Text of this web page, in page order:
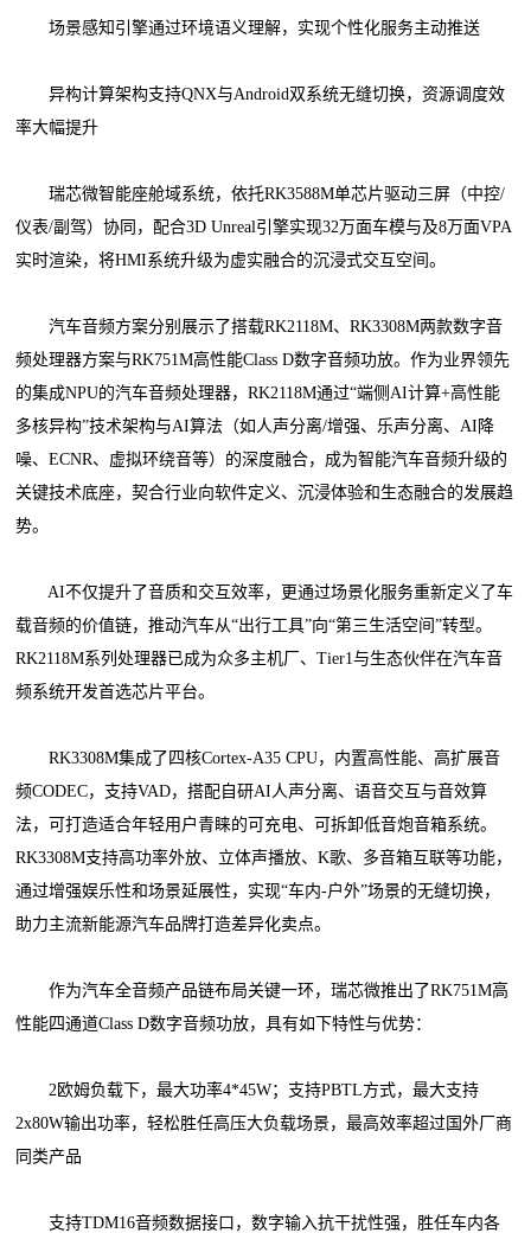
场景感知引擎通过环境语义理解，实现个性化服务主动推送
异构计算架构支持QNX与Android双系统无缝切换，资源调度效
率大幅提升
瑞芯微智能座舱域系统，依托RK3588M单芯片驱动三屏（中控/
仪表/副驾）协同，配合3D Unreal引擎实现32万面车模与及8万面VPA
实时渲染，将HMI系统升级为虚实融合的沉浸式交互空间。
汽车音频方案分别展示了搭载RK2118M、RK3308M两款数字音
频处理器方案与RK751M高性能Class D数字音频功放。作为业界领先
的集成NPU的汽车音频处理器，RK2118M通过“端侧AI计算+高性能
多核异构”技术架构与AI算法（如人声分离/增强、乐声分离、AI降
噪、ECNR、虚拟环绕音等）的深度融合，成为智能汽车音频升级的
关键技术底座，契合行业向软件定义、沉浸体验和生态融合的发展趋
势。
AI不仅提升了音质和交互效率，更通过场景化服务重新定义了车
载音频的价值链，推动汽车从“出行工具”向“第三生活空间”转型。
RK2118M系列处理器已成为众多主机厂、Tier1与生态伙伴在汽车音
频系统开发首选芯片平台。
RK3308M集成了四核Cortex-A35 CPU，内置高性能、高扩展音
频CODEC，支持VAD，搭配自研AI人声分离、语音交互与音效算
法，可打造适合年轻用户青睐的可充电、可拆卸低音炮音箱系统。
RK3308M支持高功率外放、立体声播放、K歌、多音箱互联等功能，
通过增强娱乐性和场景延展性，实现“车内-户外”场景的无缝切换，
助力主流新能源汽车品牌打造差异化卖点。
作为汽车全音频产品链布局关键一环，瑞芯微推出了RK751M高
性能四通道Class D数字音频功放，具有如下特性与优势：
2欧姆负载下，最大功率4*45W；支持PBTL方式，最大支持
2x80W输出功率，轻松胜任高压大负载场景，最高效率超过国外厂商
同类产品
支持TDM16音频数据接口，数字输入抗干扰性强，胜任车内各